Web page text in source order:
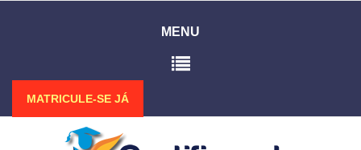
MENU
MATRICULE-SE JÁ